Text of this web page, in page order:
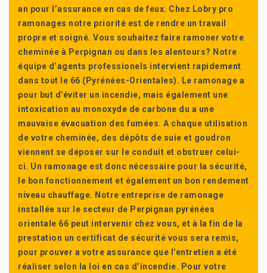
an pour l’assurance en cas de feux. Chez Lobry pro
ramonages notre priorité est de rendre un travail
propre et soigné. Vous souhaitez faire ramoner votre
cheminée à Perpignan ou dans les alentours? Notre
équipe d’agents professionels intervient rapidement
dans tout le 66 (Pyrénées-Orientales). Le ramonage a
pour but d’éviter un incendie, mais également une
intoxication au monoxyde de carbone du a une
mauvaise évacuation des fumées. A chaque utilisation
de votre cheminée, des dépôts de suie et goudron
viennent se déposer sur le conduit et obstruer celui-
ci. Un ramonage est donc nécessaire pour la sécurité,
le bon fonctionnement et également un bon rendement
niveau chauffage. Notre entreprise de ramonage
installée sur le secteur de Perpignan pyrénées
orientale 66 peut intervenir chez vous, et à la fin de la
prestation un certificat de sécurité vous sera remis,
pour prouver a votre assurance que l’entretien a été
réaliser selon la loi en cas d’incendie. Pour votre